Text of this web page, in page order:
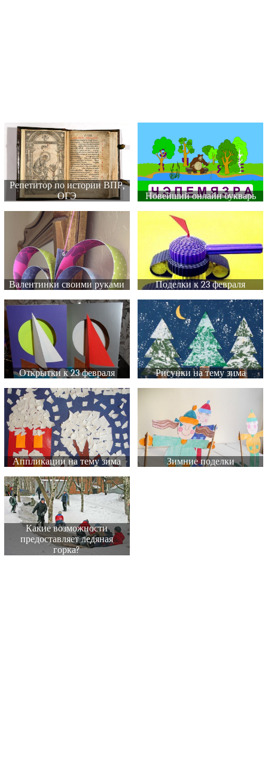
Репетитор по истории ВПР,
ОГЭ
Новейший онлайн букварь
Валентинки своими руками Поделки к 23 февраля
Открытки к 23 февраля Рисунки на тему зима
Аппликации на тему зима Зимние поделки
Какие возможности
предоставляет ледяная
горка?